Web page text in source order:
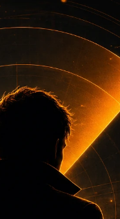
端浏览习惯整理标题
篇和热门推荐继续浏
和 title 均围绕主关键
重复过滤和 descr